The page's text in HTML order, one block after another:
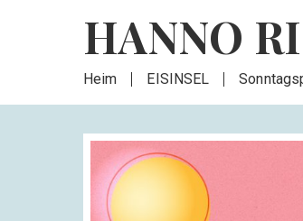
HANNO
Heim EISINSEL